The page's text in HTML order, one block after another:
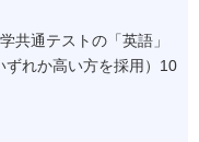
共通テストの「英語」
ずれか高い方を採用）10